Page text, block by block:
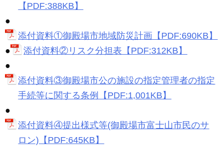
【PDF:388KB】
●
添付資料①御殿場市地域防災計画【PDF:690KB】
●
添付資料②リスク分担表【PDF:312KB】
●
添付資料③御殿場市公の施設の指定管理者の指定
手続等に関する条例【PDF:1,001KB】
●
添付資料④提出様式等(御殿場市富士山市民のサ
ロン)【PDF:645KB】